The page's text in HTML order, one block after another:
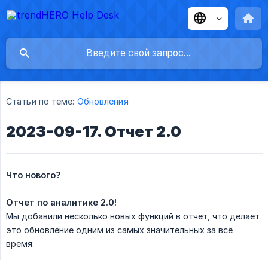
Статьи по теме: Обновления
2023-09-17. Отчет 2.0
Что нового?
Отчет по аналитике 2.0!
Мы добавили несколько новых функций в отчёт, что делает
это обновление одним из самых значительных за всё
время: